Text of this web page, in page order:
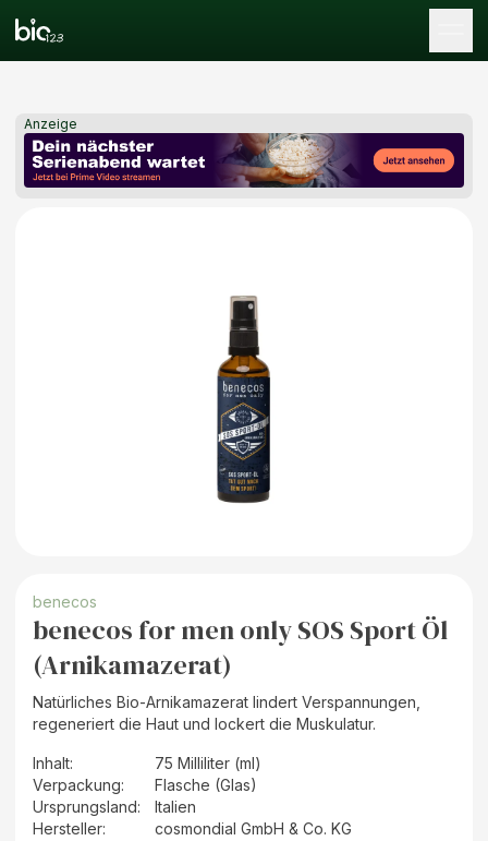
Anzeige
benecos
benecos for men only SOS Sport Öl
(Arnikamazerat)
Natürliches Bio-Arnikamazerat lindert Verspannungen,
regeneriert die Haut und lockert die Muskulatur.
Inhalt:
75 Milliliter (ml)
Verpackung:
Flasche (Glas)
Ursprungsland:
Italien
Hersteller: cosmondial GmbH & Co. KG